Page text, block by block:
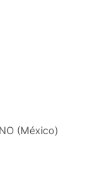
(México)